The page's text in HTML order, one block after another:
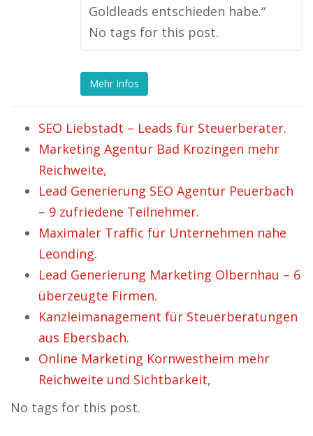
Goldleads entschieden habe.“
No tags for this post.
Mehr Infos
SEO Liebstadt – Leads für Steuerberater.
Marketing Agentur Bad Krozingen mehr
Reichweite,
Lead Generierung SEO Agentur Peuerbach
– 9 zufriedene Teilnehmer.
Maximaler Traffic für Unternehmen nahe
Leonding.
Lead Generierung Marketing Olbernhau – 6
überzeugte Firmen.
Kanzleimanagement für Steuerberatungen
aus Ebersbach.
Online Marketing Kornwestheim mehr
Reichweite und Sichtbarkeit,
No tags for this post.